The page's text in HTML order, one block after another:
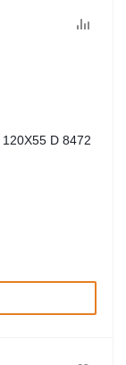
120X55 D 8472